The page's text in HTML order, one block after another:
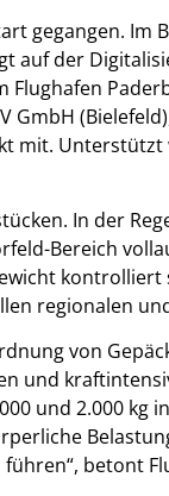
gegangen.
auf der
Flughafen
GmbH
mit.
In der
Bereich
regionalen
von
und
und 2.000 kg
betont